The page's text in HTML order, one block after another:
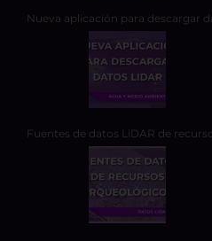
Nueva aplicación para descargar
Fuentes de datos LiDAR de